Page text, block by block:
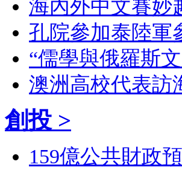
海內外中文賽妙
孔院參加泰陸軍
“儒學與俄羅斯
澳洲高校代表訪
創投 >
159億公共財政